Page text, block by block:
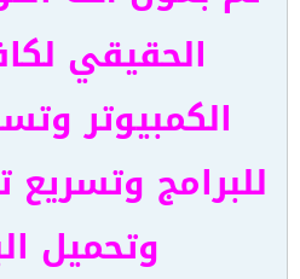
الحقيقي
الكمبيوتر
للبرامج وتسريع
وتحميل